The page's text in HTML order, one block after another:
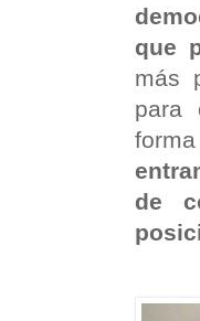
que
más
para
de